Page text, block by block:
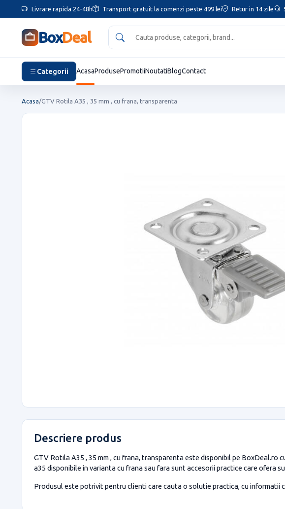
Livrare rapida 24-48h Transport gratuit la comenzi peste 499 lei Retur in 14 zile
BoxDeal
Categorii AcasaProdusePromotiiNoutatiBlogContact
Acasa/GTV Rotila A35 , 35 mm , cu frana, transparenta
Descriere produs
GTV Rotila A35 , 35 mm , cu frana, transparenta este disponibil pe
a35 disponibile in varianta cu frana sau fara sunt accesorii practice care ofera
Produsul este potrivit pentru clienti care cauta o solutie practica, cu informatii